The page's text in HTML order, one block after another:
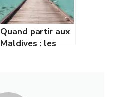
Quand partir aux
Maldives : les
l’archipel